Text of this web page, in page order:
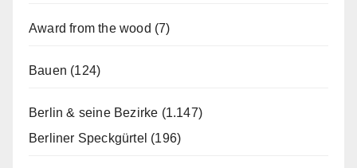
Award from the wood (7)
Bauen (124)
Berlin & seine Bezirke (1.147)
Berliner Speckgürtel (196)